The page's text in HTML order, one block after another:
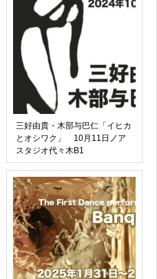
三好由貴・木部与巴仁「イヒカ
とオシワク」 10月11日ノア
スタジオ代々木B1